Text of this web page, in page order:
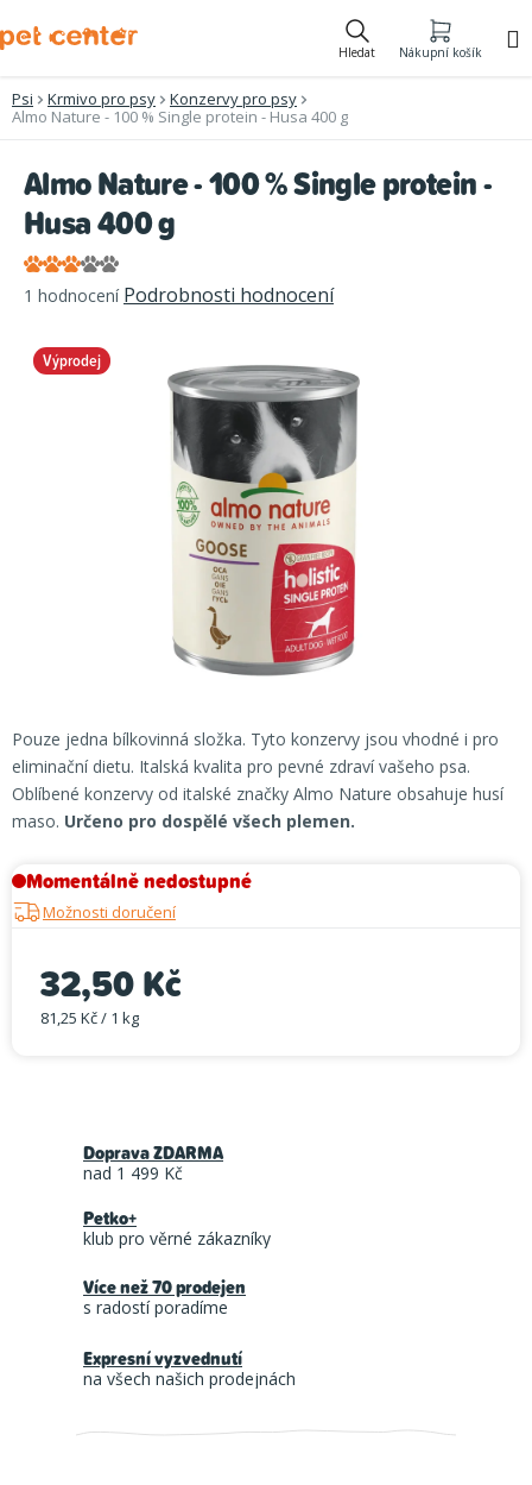
na
Hledat Nákupní košík
Psi Krmivo pro psy
Konzervy pro psy
Almo Nature - 100 % Single protein - Husa 400 g
Pouze jedna bílkovinná složka. Tyto konzervy jsou vhodné i pro
eliminační dietu. Italská kvalita pro pevné zdraví vašeho psa.
Oblíbené konzervy od italské značky Almo Nature obsahuje husí
maso. Určeno pro dospělé všech plemen.
Momentálně nedostupné
Možnosti doručení
32,50 Kč
Měrná cena:
81,25 Kč / 1 kg
Almo Nature - 100 % Single protein -
Husa 400 g
Průměrné
hodnocení
je
1 hodnocení Podrobnosti hodnocení
Výprodej
Doprava ZDARMA
nad 1 499 Kč
Petko+
klub pro věrné zákazníky
Více než 70 prodejen
s radostí poradíme
Expresní vyzvednutí
na všech našich prodejnách